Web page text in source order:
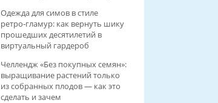
Одежда для симов в стиле
ретро‑гламур: как вернуть шику
прошедших десятилетий в
виртуальный гардероб
Челлендж «Без покупных семян»:
выращивание растений только
из собранных плодов — как это
сделать и зачем